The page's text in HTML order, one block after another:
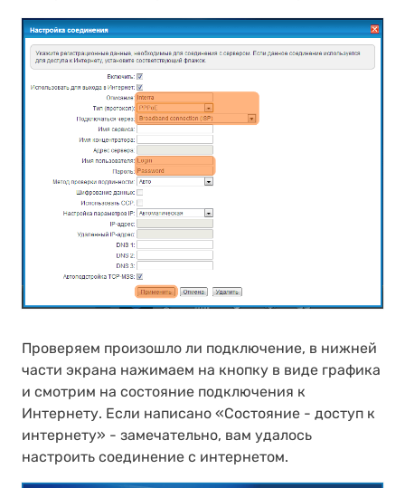
Проверяем произошло ли подключение, в нижней
части экрана нажимаем на кнопку в виде графика
и смотрим на состояние подключения к
Интернету. Если написано «Состояние - доступ к
интернету» - замечательно, вам удалось
настроить соединение с интернетом.